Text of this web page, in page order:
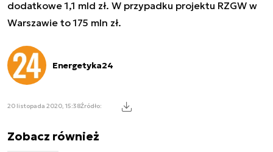
dodatkowe 1,1 mld zł. W przypadku projektu RZGW w
Warszawie to 175 mln zł.
Energetyka24
20 listopada 2020, 15:38Źródło:
Zobacz również